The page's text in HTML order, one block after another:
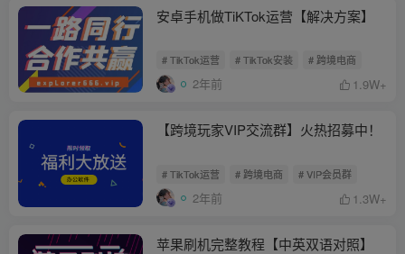
安卓手机做TiKTok运营【解决方案】
# TikTok运营 # TikTok安装 # 跨境电商
2年前 1.9W+
【跨境玩家VIP交流群】火热招募中！
# TikTok运营 # 跨境电商 # VIP会员群
2年前 1.3W+
苹果刷机完整教程【中英双语对照】